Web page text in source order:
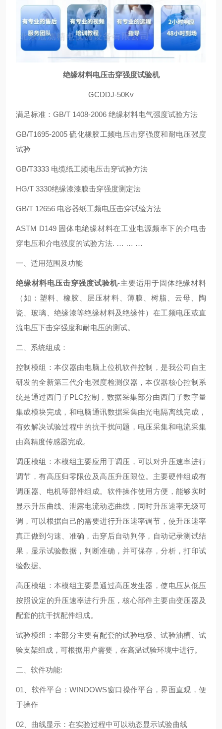
绝缘材料电压击穿强度试验机
GCDDJ-50Kv
满足标准：GB/T 1408-2006 绝缘材料电气强度试验方法
GB/T1695-2005 硫化橡胶工频电压击穿强度和耐电压强度
试验
GB/T3333 电缆纸工频电压击穿试验方法
HG/T 3330绝缘漆漆膜击穿强度测定法
GB/T 12656 电容器纸工频电压击穿试验方法
ASTM D149 固体电绝缘材料在工业电源频率下的介电击
穿电压和介电强度的试验方法. … … …
一、适用范围及功能
绝缘材料电压击穿强度试验机-主要适用于固体绝缘材料
（如：塑料、橡胶、层压材料、薄膜、树脂、云母、陶
瓷、玻璃、绝缘漆等绝缘材料及绝缘件）在工频电压或直
流电压下击穿强度和耐电压的测试。
二、系统组成：
控制模组：本仪器由电脑上位机软件控制，是我公司自主
研发的全新第三代介电强度检测仪器，本仪器核心控制系
统是通过西门子PLC控制，数据采集部分由西门子数字量
集成模块完成，和电脑通讯数据采集由光电隔离线完成，
有效解决试验过程中的抗干扰问题，电压采集和电流采集
由高精度传感器完成。
调压模组：本模组主要应用于调压，可以对升压速率进行
调节，有高压归零限位及高压升压限位。主要硬件组成有
调压器、电机等部件组成。软件操作使用方便，能够实时
显示升压曲线、泄露电流动态曲线，同时升压速率无级可
调，可以根据自己的需要进行升压速率调节，使升压速率
真正做到匀速、准确，击穿后自动判停，自动记录测试结
果，显示试验数据，判断准确，并可保存，分析，打印试
验数据。
高压模组：本模组主要是通过高压发生器，使电压从低压
按照设定的升压速率进行升压，核心部件主要由变压器及
配套的抗干扰配件组成。
试验模组：本部分主要有配套的试验电极、试验油槽、试
验支架组成，可根据用户需要，在高温试验环境中进行。
二、软件功能:
01、软件平台：WINDOWS窗口操作平台，界面直观，便
于操作
02、曲线显示：在实验过程中可以动态显示试验曲线